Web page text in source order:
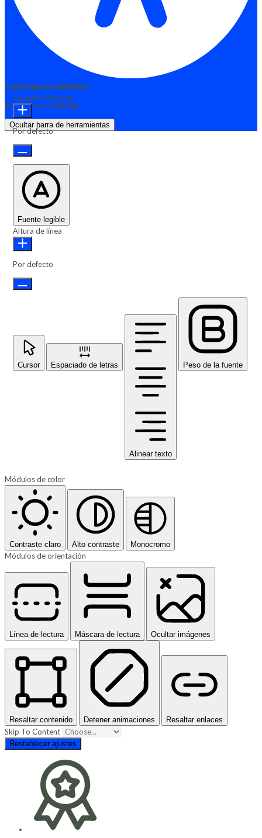
Ajustes de accesibilidad
Funciona con OneTap
Ocultar barra de herramientas
Módulos de contenido
Tamaño de fuente
Por defecto
Fuente legible
Altura de línea
Por defecto
Cursor Espaciado de letras
Alinear texto
Peso de la fuente
Módulos de color
Contraste claro Alto contraste Monocromo
Módulos de orientación
Línea de lectura Máscara de lectura Ocultar imágenes
Resaltar contenido Detener animaciones Resaltar enlaces
Skip To Content
Restablecer ajustes